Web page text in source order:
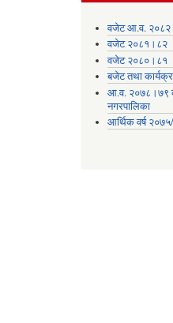
वजेट आ.व.
वजेट २०८१।८२
वजेट २०८०।८१
बजेट तथा
आ.व. २०७८।७९
नगरपालिका
आर्थिक वर्ष